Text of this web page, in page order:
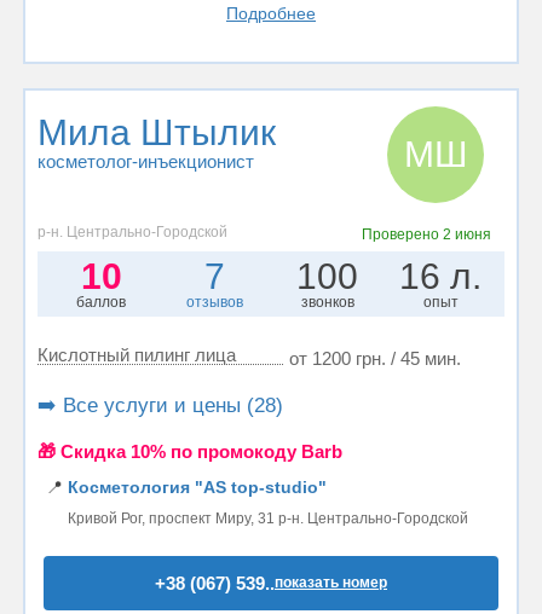
Подробнее
Мила Штылик
косметолог-инъекционист МШ
р-н. Центрально-Городской Проверено2 июня
10
баллов
7
отзывов
100
звонков
16 л.
опыт
Кислотный пилинг лица от 1200 грн. / 45 мин.
➡️ Все услуги и цены (28)
🎁 Cкидка 10% по промокоду Barb
📍 Косметология "AS top-studio"
Кривой Рог, проспект Миру, 31 р-н. Центрально-Городской
+38 (067) 539..показать номер